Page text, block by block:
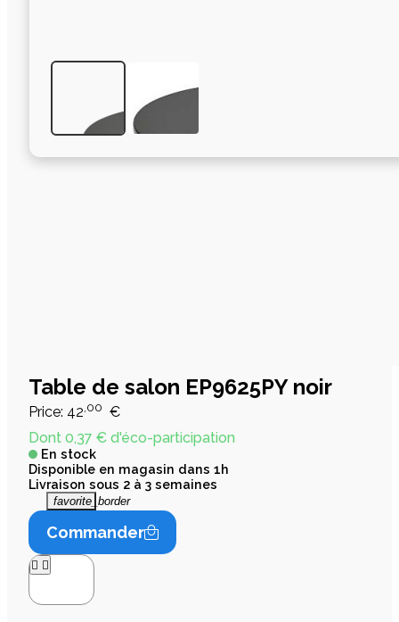
Table de salon EP9625PY noir
Price: 42 ,00 €
Dont 0,37 € d'éco-participation
En stock
Disponible en magasin dans 1h
Livraison sous 2 à 3 semaines
favorite_border
Commander
 